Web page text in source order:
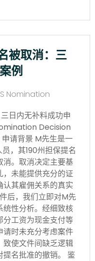
被取消：三
例
Nomination
日内无补料成功申
Decision
请背景 M先生是一
，其190州担保提名
。取消决定主要基
，未能提供充分的证
其雇佣关系的真实
后，我们立即对M先
统性分析。经细致核
工资为现金支付等
请时未充分考虑案件
使文件间缺乏逻辑
名批准的撤销。 鉴